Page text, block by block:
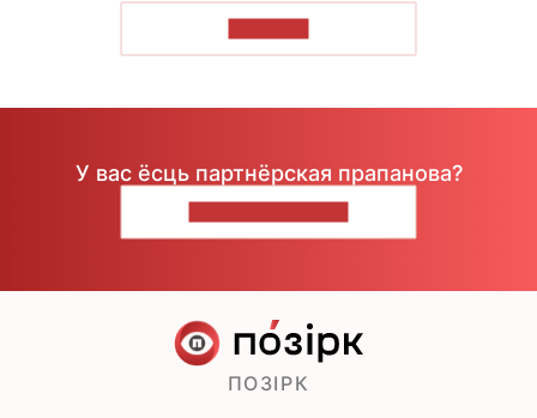
У вас ёсць партнёрская прапанова?
ПОЗІРК